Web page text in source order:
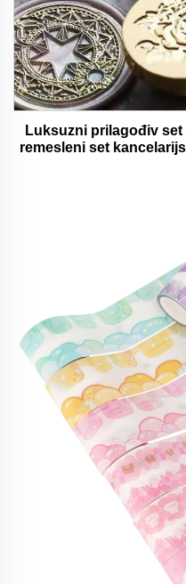
Luksuzni prilagođiv
remesleni set